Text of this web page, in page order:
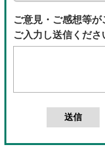
ご意見・ご感想等
ご入力し送信くださ